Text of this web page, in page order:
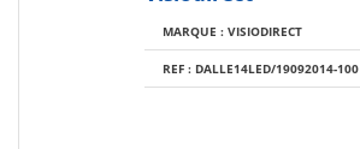
MARQUE : VISIODIRECT
REF : DALLE14LED/19092014-100